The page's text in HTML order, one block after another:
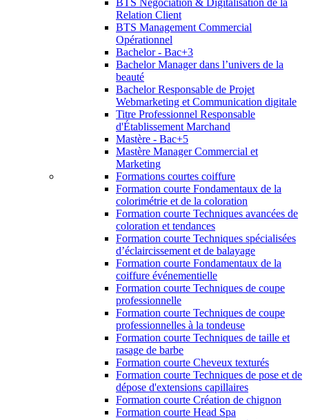
BTS Négociation & Digitalisation de la
Relation Client
BTS Management Commercial
Opérationnel
Bachelor - Bac+3
Bachelor Manager dans l’univers de la
beauté
Bachelor Responsable de Projet
Webmarketing et Communication digitale
Titre Professionnel Responsable
d'Établissement Marchand
Mastère - Bac+5
Mastère Manager Commercial et
Marketing
Formations courtes coiffure
Formation courte Fondamentaux de la
colorimétrie et de la coloration
Formation courte Techniques avancées de
coloration et tendances
Formation courte Techniques spécialisées
d’éclaircissement et de balayage
Formation courte Fondamentaux de la
coiffure événementielle
Formation courte Techniques de coupe
professionnelle
Formation courte Techniques de coupe
professionnelles à la tondeuse
Formation courte Techniques de taille et
rasage de barbe
Formation courte Cheveux texturés
Formation courte Techniques de pose et de
dépose d'extensions capillaires
Formation courte Création de chignon
Formation courte Head Spa